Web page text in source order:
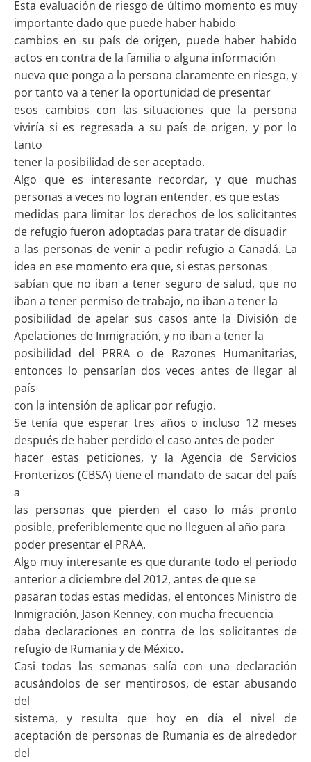
Esta evaluación de riesgo de último momento es muy
importante dado que puede haber habido
cambios en su país de origen, puede haber habido
actos en contra de la familia o alguna información
nueva que ponga a la persona claramente en riesgo, y
por tanto va a tener la oportunidad de presentar
esos cambios con las situaciones que la persona
viviría si es regresada a su país de origen, y por lo
tanto
tener la posibilidad de ser aceptado.
Algo que es interesante recordar, y que muchas
personas a veces no logran entender, es que estas
medidas para limitar los derechos de los solicitantes
de refugio fueron adoptadas para tratar de disuadir
a las personas de venir a pedir refugio a Canadá. La
idea en ese momento era que, si estas personas
sabían que no iban a tener seguro de salud, que no
iban a tener permiso de trabajo, no iban a tener la
posibilidad de apelar sus casos ante la División de
Apelaciones de Inmigración, y no iban a tener la
posibilidad del PRRA o de Razones Humanitarias,
entonces lo pensarían dos veces antes de llegar al
país
con la intensión de aplicar por refugio.
Se tenía que esperar tres años o incluso 12 meses
después de haber perdido el caso antes de poder
hacer estas peticiones, y la Agencia de Servicios
Fronterizos (CBSA) tiene el mandato de sacar del país
a
las personas que pierden el caso lo más pronto
posible, preferiblemente que no lleguen al año para
poder presentar el PRAA.
Algo muy interesante es que durante todo el periodo
anterior a diciembre del 2012, antes de que se
pasaran todas estas medidas, el entonces Ministro de
Inmigración, Jason Kenney, con mucha frecuencia
daba declaraciones en contra de los solicitantes de
refugio de Rumania y de México.
Casi todas las semanas salía con una declaración
acusándolos de ser mentirosos, de estar abusando
del
sistema, y resulta que hoy en día el nivel de
aceptación de personas de Rumania es de alrededor
del